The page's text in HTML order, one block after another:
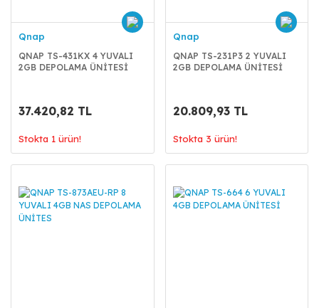
Qnap
QNAP TS-431KX 4 YUVALI
2GB DEPOLAMA ÜNİTESİ
37.420,82 TL
Stokta 1 ürün!
Qnap
QNAP TS-231P3 2 YUVALI
2GB DEPOLAMA ÜNİTESİ
20.809,93 TL
Stokta 3 ürün!